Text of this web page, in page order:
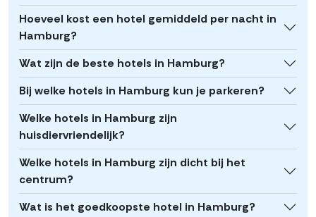
Hoeveel kost een hotel gemiddeld per nacht in
Hamburg?
Wat zijn de beste hotels in Hamburg?
Bij welke hotels in Hamburg kun je parkeren?
Welke hotels in Hamburg zijn
huisdiervriendelijk?
Welke hotels in Hamburg zijn dicht bij het
centrum?
Wat is het goedkoopste hotel in Hamburg?